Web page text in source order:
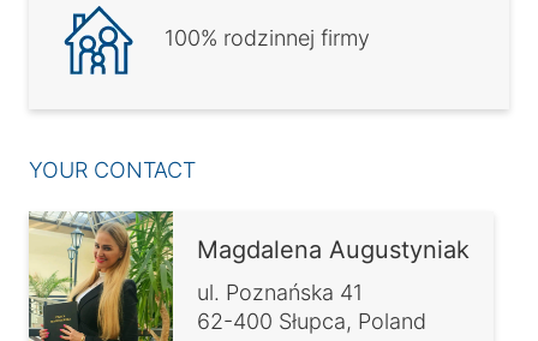
100% rodzinnej firmy
YOUR CONTACT
Magdalena Augustyniak
ul. Poznańska 41
62-400 Słupca, Poland